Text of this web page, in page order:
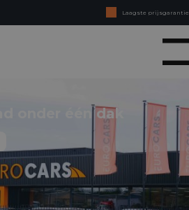
Laagste prijsgarantie
Online kopen, niet goed geld terug
Financial lease - Soepele acceptatie
onder één dak